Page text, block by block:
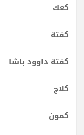
كعك
كفتة
كفتة داوود باشا
كلاج
كمون